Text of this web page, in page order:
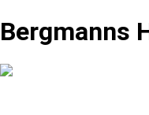
Bergmanns